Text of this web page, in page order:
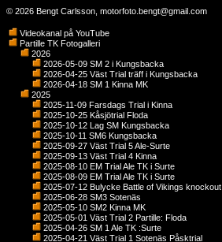
© 2026 Bengt Carlsson, motorfoto.bengt@gmail.com
Videokanal på YouTube
Partille TK Fotogalleri
2026
2026-05-09 SM 2 i Kungsbacka
2026-04-25 Väst Trial träff i Kungsbacka
2026-04-18 SM 1 Kinna MK
2025
2025-11-09 Farsdags Trial i Kinna
2025-10-25 Kåsjötrial Floda
2025-10-12 Lag SM Kungsbacka
2025-10-11 SM6 Kungsbacka
2025-09-27 Väst Trial 5 Ale-Surte
2025-09-13 Väst Trial 4 Kinna
2025-08-10 EM Trial Ale TK i Surte
2025-08-09 EM Trial Ale TK i Surte
2025-07-12 Bulycke Battle of Vikings knockout
2025-06-28 SM3 Sotenäs
2025-05-10 SM2 Kinna MK
2025-05-01 Väst Trial 2 Partille: Floda
2025-04-26 SM 1 Ale TK :Surte
2025-04-21 Väst Trial 1 Sotenäs Påsktrial